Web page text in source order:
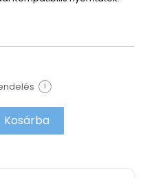
i
Kosárba